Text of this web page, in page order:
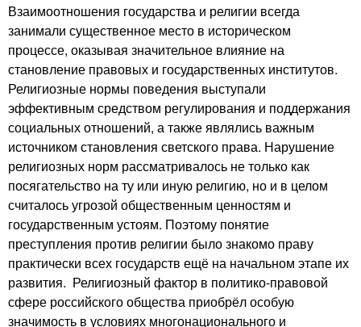
Взаимоотношения государства и религии всегда
занимали существенное место в историческом
процессе, оказывая значительное влияние на
становление правовых и государственных институтов.
Религиозные нормы поведения выступали
эффективным средством регулирования и поддержания
социальных отношений, а также являлись важным
источником становления светского права. Нарушение
религиозных норм рассматривалось не только как
посягательство на ту или иную религию, но и в целом
считалось угрозой общественным ценностям и
государственным устоям. Поэтому понятие
преступления против религии было знакомо праву
практически всех государств ещё на начальном этапе их
развития. Религиозный фактор в политико-правовой
сфере российского общества приобрёл особую
значимость в условиях многонационального и